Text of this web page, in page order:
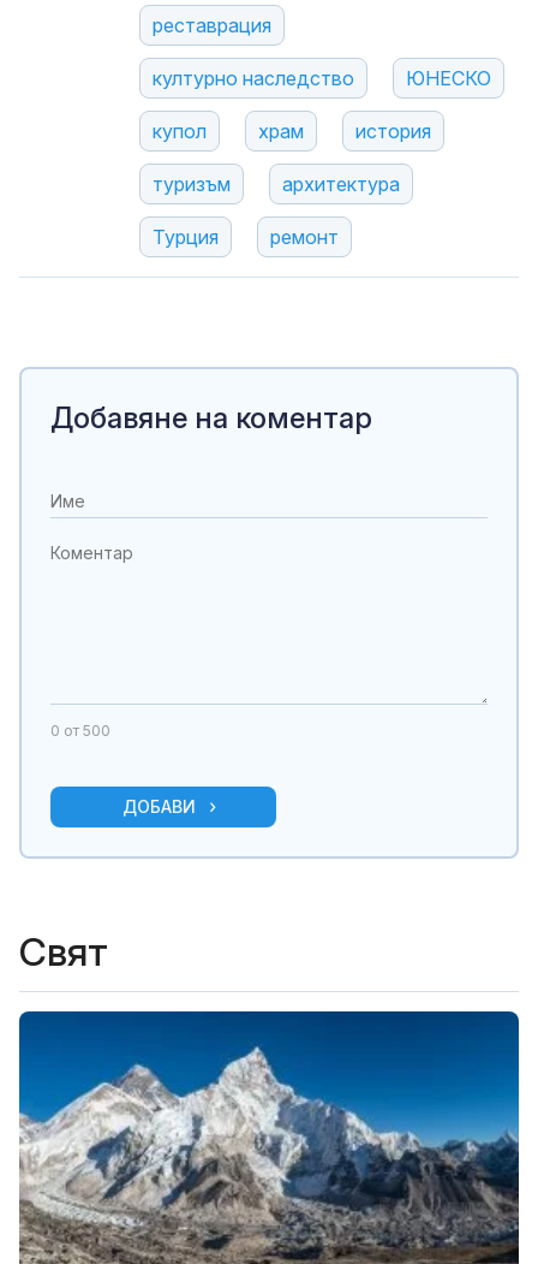
реставрация
културно наследство ЮНЕСКО
купол храм история
туризъм архитектура
Турция ремонт
Добавяне на коментар
0 от 500
ДОБАВИ
Свят